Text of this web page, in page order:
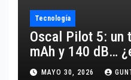
Tecnología
Oscal Pilot 5: un
mAh y 140 dB…
MAYO 30, 2026